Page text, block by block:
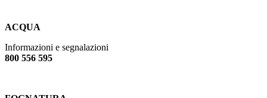
ACQUA
Informazioni e segnalazioni
800 556 595